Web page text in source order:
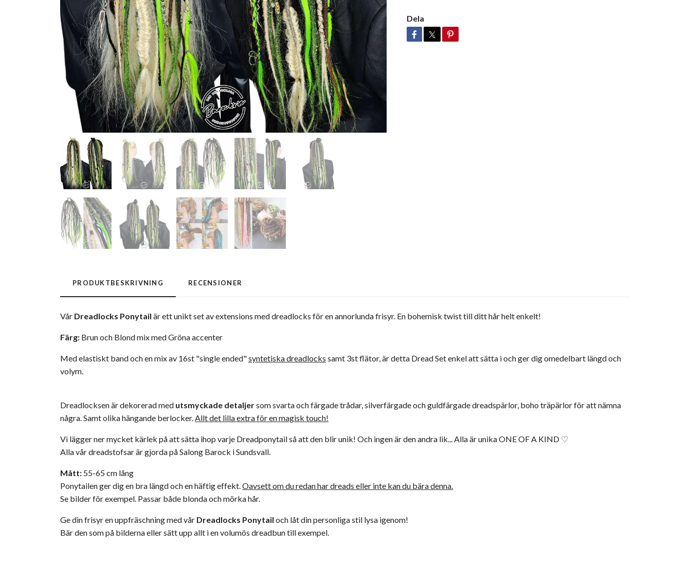
Dela
PRODUKTBESKRIVNING RECENSIONER
Vår Dreadlocks Ponytail är ett unikt set av extensions med dreadlocks för en annorlunda frisyr. En bohemisk twist till ditt hår helt enkelt!
Färg: Brun och Blond mix med Gröna accenter
Med elastiskt band och en mix av 16st "single ended"syntetiska dreadlocks samt 3st flätor, är detta Dread Set enkel att sätta i och ger dig omedelbart längd och
volym.
Dreadlocksen är dekorerad med utsmyckade detaljersom svarta och färgade trådar, silverfärgade och guldfärgade dreadspärlor, boho träpärlor för att nämna
några. Samt olika hängande berlocker.Allt det lilla extra för en magisk touch!
Vi lägger ner mycket kärlek på att sätta ihop varje Dreadponytail så att den blir unik! Och ingen är den andra lik... Alla är unika ONE OF A KIND ♡
Alla vår dreadstofsar är gjorda påSalong Barock i Sundsvall.
Mått: 55-65 cm lång
Ponytailen ger dig en bra längd och en häftig effekt.Oavsett om du redan har dreads eller inte kan du bära denna.
Se bilder för exempel. Passar både blonda och mörka hår.
Ge din frisyr en uppfräschning med vår Dreadlocks Ponytail och låt din personliga stil lysa igenom!
Bär den som på bilderna eller sätt upp allt i en volumös dreadbun till exempel.